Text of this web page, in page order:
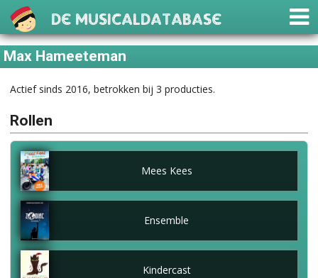
De Musicaldatabase
Max Hameeteman
Actief sinds 2016, betrokken bij 3 producties.
Rollen
Mees Kees
Ensemble
Kindercast